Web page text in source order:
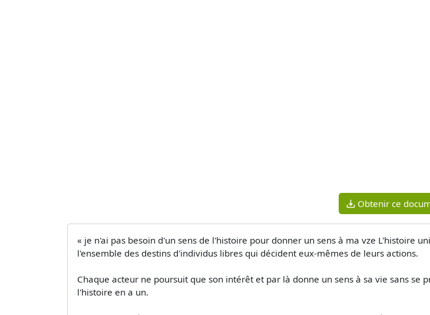
Obtenir ce
« je n'ai pas besoin d'un sens de l'histoire pour donner un sens à ma vze L'histoire
l'ensemble des destins d'individus libres qui décident eux-mêmes de leurs actions.
Chaque acteur ne poursuit que son intérêt et par là donne un sens à sa vie sans se
l'histoire en a un.